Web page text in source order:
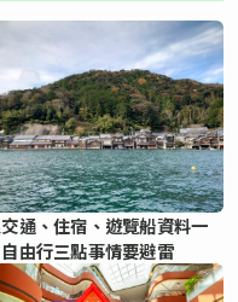
通、住宿、遊覽船資料一
由行三點事情要避雷